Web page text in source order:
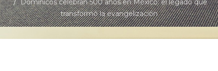
Dominicos celebran 500 años en México: el legado que
transformó la evangelización